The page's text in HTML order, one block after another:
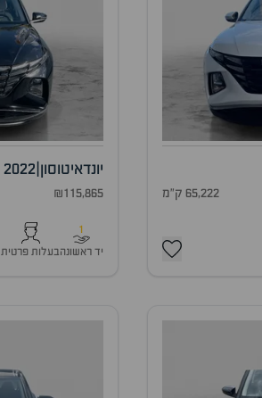
65,222 ק"מ
יונדאיטוסון 2022
₪115,865
1
יד ראשונהבעלות פרטית